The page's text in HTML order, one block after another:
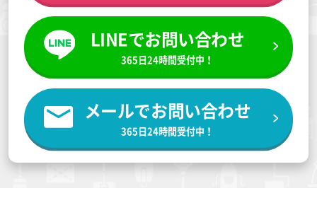
LINEでお問い合わせ
365日24時間受付中！
メールでお問い合わせ
365日24時間受付中！